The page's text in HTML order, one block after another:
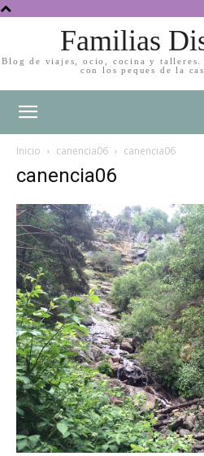
Familias
Blog de viajes, ocio, cocina y
con los peques de la
Inicio canencia06 canencia06
canencia06